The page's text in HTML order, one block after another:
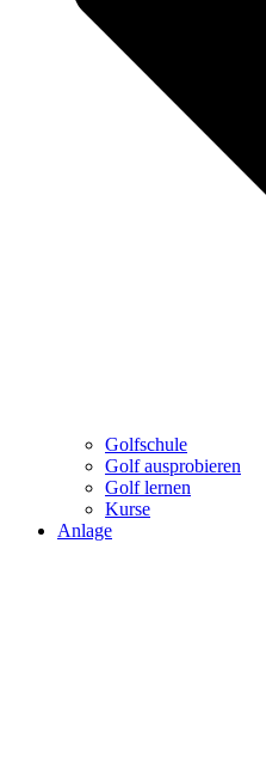
Golfschule
Golf ausprobieren
Golf lernen
Kurse
Anlage